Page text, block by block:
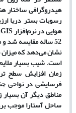
هیدروگرافی ساختار
رسوبات بستر دریا
هوایی در نرمافزارGIS
52 ساله مقایسه
نشان میدهد که
است. شیب بسیار
زمان افزایش سطح
فرسایشی در نواحی
مناطق دیگر آن
ساحل آستارا موجب